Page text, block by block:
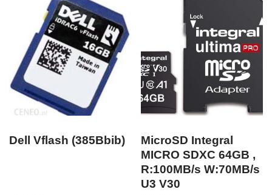
Dell Vflash (385Bbib)
MicroSD Integral
MICRO SDXC 64GB ,
R:100MB/s W:70MB/s
U3 V30